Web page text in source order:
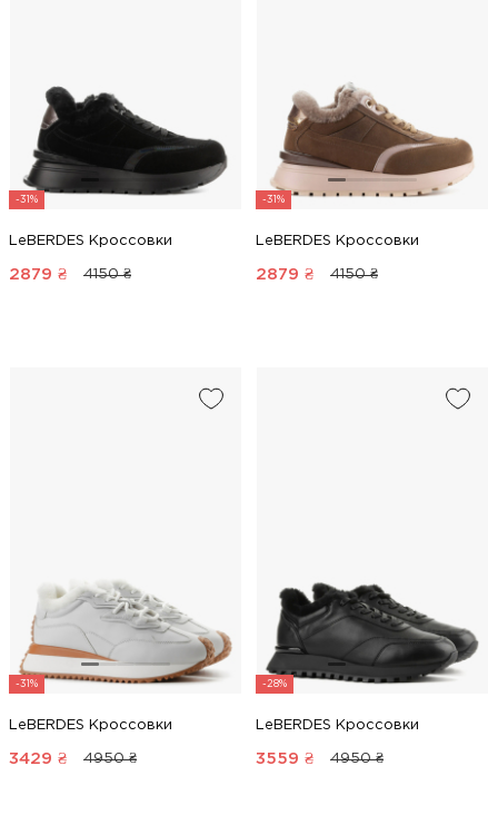
-31%
LeBERDES Кроссовки
2879 ₴ 4150 ₴
-31%
LeBERDES Кроссовки
2879 ₴ 4150 ₴
-31%
LeBERDES Кроссовки
3429 ₴ 4950 ₴
-28%
LeBERDES Кроссовки
3559 ₴ 4950 ₴